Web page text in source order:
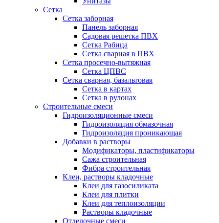
Сетка
Сетка заборная
Панель заборная
Садовая решетка ПВХ
Сетка Рабица
Сетка сварная в ПВХ
Сетка просечно-вытяжная
Сетка ЦПВС
Сетка сварная, базальтовая
Сетка в картах
Сетка в рулонах
Строительные смеси
Гидроизоляционные смеси
Гидроизоляция обмазочная
Гидроизоляция проникающая
Добавки в растворы
Модификаторы, пластификаторы
Сажа строительная
Фибра строительная
Клеи, растворы кладочные
Клеи для газосиликата
Клеи для плитки
Клеи для теплоизоляции
Растворы кладочные
Отделочные смеси